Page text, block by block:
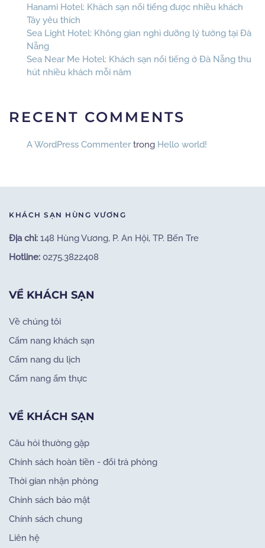
Hanami Hotel: Khách sạn nổi tiếng được nhiều khách
Tây yêu thích
Sea Light Hotel: Không gian nghỉ dưỡng lý tưởng tại Đà
Nẵng
Sea Near Me Hotel: Khách sạn nổi tiếng ở Đà Nẵng thu
hút nhiều khách mỗi năm
RECENT COMMENTS
A WordPress Commentertrong Hello world!
KHÁCH SẠN HÙNG VƯƠNG
Địa chỉ: 148 Hùng Vương, P. An Hội, TP. Bến Tre
Hotline: 0275.3822408
VỀ KHÁCH SẠN
Về chúng tôi
Cẩm nang khách sạn
Cẩm nang du lịch
Cẩm nang ẩm thực
VỀ KHÁCH SẠN
Câu hỏi thường gặp
Chính sách hoàn tiền - đổi trả phòng
Thời gian nhận phòng
Chính sách bảo mật
Chính sách chung
Liên hệ